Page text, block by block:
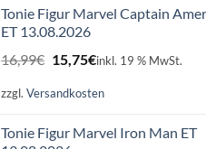
Tonie Figur Marvel Captain
ET 13.08.2026
16,99€ Ursprünglicher
Preis
war:
15,75€Aktueller
ist:
inkl. 19 % MwSt.
zzgl. Versandkosten
Tonie Figur Marvel Iron Man ET